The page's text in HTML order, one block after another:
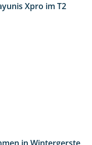
Xpro im T2